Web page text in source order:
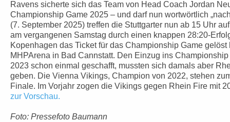
Ravens sicherte sich das Team von Head Coach Jordan
Championship Game 2025 – und darf nun wortwörtlich
(7. September 2025) treffen die Stuttgarter nun ab 15 Uhr
am vergangenen Samstag durch einen knappen 28:20-
Kopenhagen das Ticket für das Championship Game
MHPArena in Bad Cannstatt. Den Einzug ins
2023 schon einmal geschafft, mussten sich damals aber
geben. Die Vienna Vikings, Champion von 2022, stehen
Finale. Im Vorjahr zogen die Vikings gegen Rhein Fire mit
zur Vorschau.
Foto: Pressefoto Baumann